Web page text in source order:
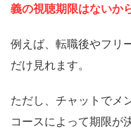
義の視聴期限はないか
例えば、転職後やフリ
だけ見れます。
ただし、チャットでメ
コースによって期限が